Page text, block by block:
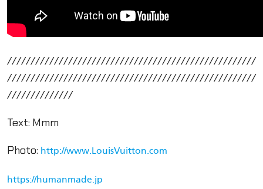
/////////////////////////////////////////////////////
/////////////////////////////////////////////////////
//////////////
Text: Mmm
Photo: http://www.LouisVuitton.com
https://humanmade.jp